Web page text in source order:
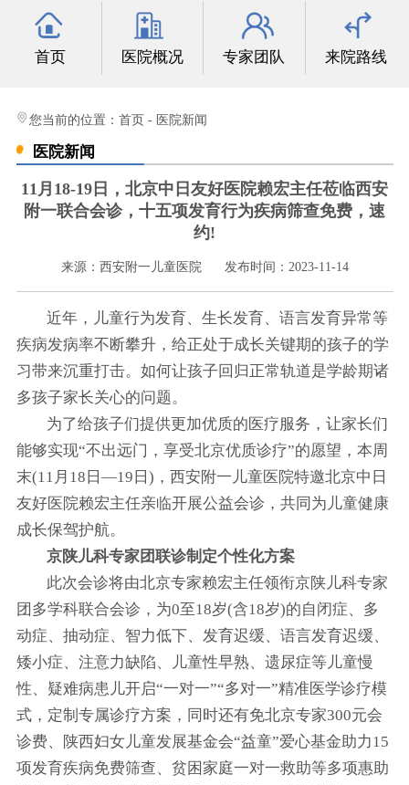
光影纪实
健康科普
联系我们
首页 医院概况 专家团队 来院路线
您当前的位置： 首页 - 医院新闻
医院新闻
11月18-19日，北京中日友好医院赖宏主任莅临西安
附一联合会诊，十五项发育行为疾病筛查免费，速
约!
来源：西安附一儿童医院 发布时间：2023-11-14
近年，儿童行为发育、生长发育、语言发育异常等
疾病发病率不断攀升，给正处于成长关键期的孩子的学
习带来沉重打击。如何让孩子回归正常轨道是学龄期诸
多孩子家长关心的问题。
为了给孩子们提供更加优质的医疗服务，让家长们
能够实现“不出远门，享受北京优质诊疗”的愿望，本周
末(11月18日—19日)，西安附一儿童医院特邀北京中日
友好医院赖宏主任亲临开展公益会诊，共同为儿童健康
成长保驾护航。
京陕儿科专家团联诊制定个性化方案
此次会诊将由北京专家赖宏主任领衔京陕儿科专家
团多学科联合会诊，为0至18岁(含18岁)的自闭症、多
动症、抽动症、智力低下、发育迟缓、语言发育迟缓、
矮小症、注意力缺陷、儿童性早熟、遗尿症等儿童慢
性、疑难病患儿开启“一对一”“多对一”精准医学诊疗模
式，定制专属诊疗方案，同时还有免北京专家300元会
诊费、陕西妇女儿童发展基金会“益童”爱心基金助力15
项发育疾病免费筛查、贫困家庭一对一救助等多项惠助